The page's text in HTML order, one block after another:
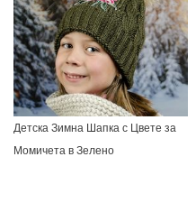
Детска Зимна Шапка с Цвете за
Момичета в Зелено